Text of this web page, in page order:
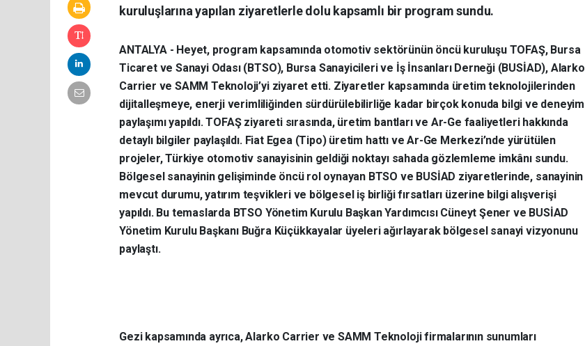
kuruluşlarına yapılan ziyaretlerle dolu kapsamlı bir program sundu.
ANTALYA - Heyet, program kapsamında otomotiv sektörünün öncü kuruluşu TOFAŞ, Bursa
Ticaret ve Sanayi Odası (BTSO), Bursa Sanayicileri ve İş İnsanları Derneği (BUSİAD), Alarko
Carrier ve SAMM Teknoloji’yi ziyaret etti. Ziyaretler kapsamında üretim teknolojilerinden
dijitalleşmeye, enerji verimliliğinden sürdürülebilirliğe kadar birçok konuda bilgi ve deneyim
paylaşımı yapıldı. TOFAŞ ziyareti sırasında, üretim bantları ve Ar-Ge faaliyetleri hakkında
detaylı bilgiler paylaşıldı. Fiat Egea (Tipo) üretim hattı ve Ar-Ge Merkezi’nde yürütülen
projeler, Türkiye otomotiv sanayisinin geldiği noktayı sahada gözlemleme imkânı sundu.
Bölgesel sanayinin gelişiminde öncü rol oynayan BTSO ve BUSİAD ziyaretlerinde, sanayinin
mevcut durumu, yatırım teşvikleri ve bölgesel iş birliği fırsatları üzerine bilgi alışverişi
yapıldı. Bu temaslarda BTSO Yönetim Kurulu Başkan Yardımcısı Cüneyt Şener ve BUSİAD
Yönetim Kurulu Başkanı Buğra Küçükkayalar üyeleri ağırlayarak bölgesel sanayi vizyonunu
paylaştı.
Gezi kapsamında ayrıca, Alarko Carrier ve SAMM Teknoloji firmalarının sunumları